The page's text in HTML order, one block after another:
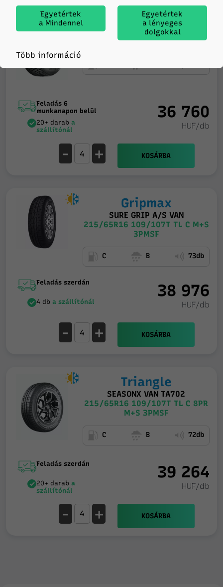
prinx
VANEA 4S
215/65R16 109/107T TL C M+S
3PMSF
Feladás 6
munkanapon belül
20+ darab a
szállítónál
36 760
HUF/db
- + KOSÁRBA
Gripmax
SURE GRIP A/S VAN
215/65R16 109/107T TL C M+S
3PMSF
C B 73db
Feladás szerdán
4 db a szállítónál
38 976
HUF/db
- + KOSÁRBA
Triangle
SEASONX VAN TA702
215/65R16 109/107T TL C 8PR
M+S 3PMSF
C B 72db
Feladás szerdán
20+ darab a
szállítónál
39 264
HUF/db
- + KOSÁRBA
Egyetértek
a Mindennel
Egyetértek
a lényeges
dolgokkal
Több információ